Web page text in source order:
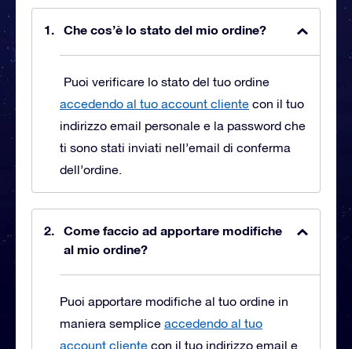
Che cos’è lo stato del mio ordine?
Puoi verificare lo stato del tuo ordine
accedendo al tuo account cliente con il tuo
indirizzo email personale e la password che
ti sono stati inviati nell’email di conferma
dell’ordine.
Come faccio ad apportare modifiche
al mio ordine?
Puoi apportare modifiche al tuo ordine in
maniera semplice accedendo al tuo
account cliente con il tuo indirizzo email e